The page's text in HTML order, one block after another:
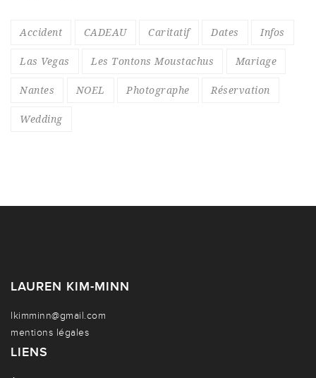
Accident CADEAU Caritatif Dates Infos
Las Vegas Les Tontons Moustachus Mariage
Nantes NOEL Photographe Réservation
Wedding
LAUREN KIM-MINN
lkimminn@gmail.com
mentions légales
LIENS